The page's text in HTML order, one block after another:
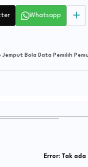
Whatsapp
Bola Data Pemilih
Error: Tak